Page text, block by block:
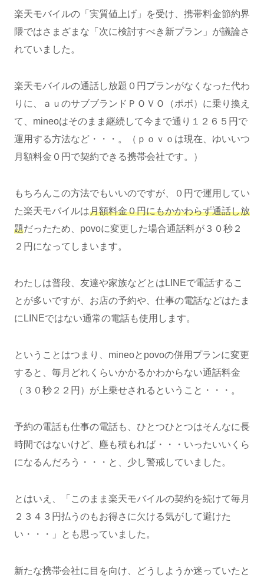
楽天モバイルの「実質値上げ」を受け、携帯料金節約界
隈ではさまざまな「次に検討すべき新プラン」が議論さ
れていました。
楽天モバイルの通話し放題０円プランがなくなった代わ
りに、ａｕのサブブランドＰＯＶＯ（ポボ）に乗り換え
て、mineoはそのまま継続して今まで通り１２６５円で
運用する方法など・・・。（ｐｏｖｏは現在、ゆいいつ
月額料金０円で契約できる携帯会社です。）
もちろんこの方法でもいいのですが、０円で運用してい
た楽天モバイルは月額料金０円にもかかわらず通話し放
題だったため、povoに変更した場合通話料が３０秒２
２円になってしまいます。
わたしは普段、友達や家族などとはLINEで電話するこ
とが多いですが、お店の予約や、仕事の電話などはたま
にLINEではない通常の電話も使用します。
ということはつまり、mineoとpovoの併用プランに変更
すると、毎月どれくらいかかるかわからない通話料金
（３０秒２２円）が上乗せされるということ・・・。
予約の電話も仕事の電話も、ひとつひとつはそんなに長
時間ではないけど、塵も積もれば・・・いったいいくら
になるんだろう・・・と、少し警戒していました。
とはいえ、「このまま楽天モバイルの契約を続けて毎月
２３４３円払うのもお得さに欠ける気がして避けた
い・・・」とも思っていました。
新たな携帯会社に目を向け、どうしようか迷っていたと